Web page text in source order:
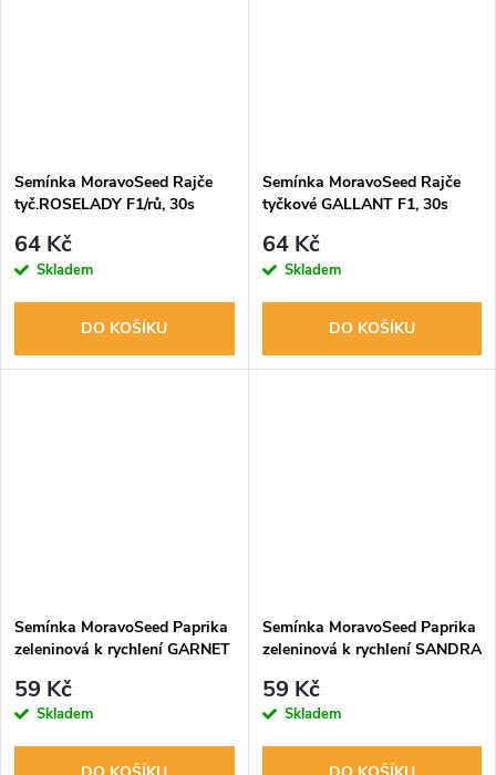
Semínka MoravoSeed Rajče
tyč.ROSELADY F1/rů, 30s
64 Kč
Skladem
DO KOŠÍKU
Semínka MoravoSeed Rajče
tyčkové GALLANT F1, 30s
64 Kč
Skladem
DO KOŠÍKU
Semínka MoravoSeed Paprika
zeleninová k rychlení GARNET
59 Kč
Skladem
Semínka MoravoSeed Paprika
zeleninová k rychlení SANDRA
59 Kč
Skladem